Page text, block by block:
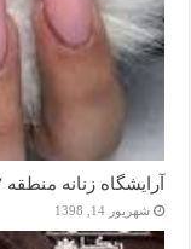
آرایشگاه زنانه منطقه ۱۲
شهریور 14, 1398